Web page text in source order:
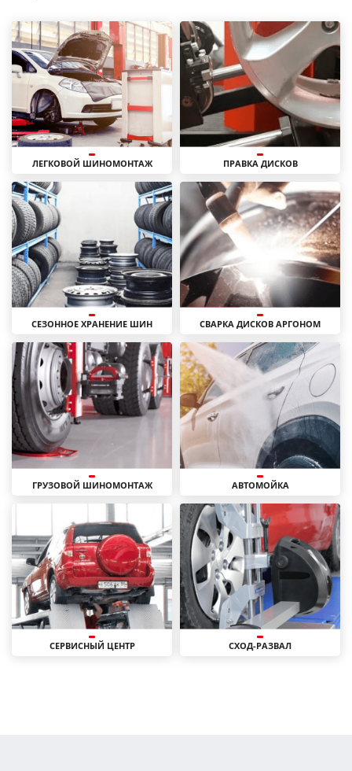
ЛЕГКОВОЙ ШИНОМОНТАЖ ПРАВКА ДИСКОВ
СЕЗОННОЕ ХРАНЕНИЕ ШИН СВАРКА ДИСКОВ АРГОНОМ
ГРУЗОВОЙ ШИНОМОНТАЖ АВТОМОЙКА
СЕРВИСНЫЙ ЦЕНТР СХОД-РАЗВАЛ